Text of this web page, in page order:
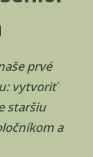
prvé
vytvoriť
staršiu
a